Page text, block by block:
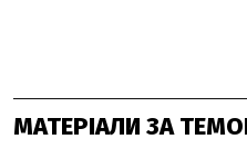
МАТЕРІАЛИ ЗА